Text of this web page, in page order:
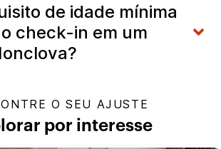
de idade mínima
check-in em um
O SEU AJUSTE
por interesse